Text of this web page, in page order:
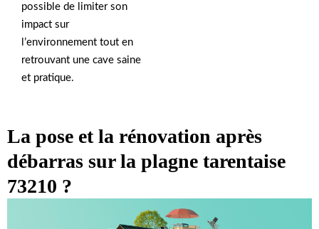
possible de limiter son
impact sur
l’environnement tout en
retrouvant une cave saine
et pratique.
La pose et la rénovation après
débarras sur la plagne tarentaise
73210 ?